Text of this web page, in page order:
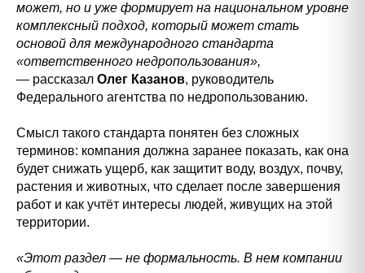
может, но и уже формирует на национальном уровне
комплексный подход, который может стать
основой для международного стандарта
«ответственного недропользования»,
— рассказал Олег Казанов, руководитель
Федерального агентства по недропользованию.
Смысл такого стандарта понятен без сложных
терминов: компания должна заранее показать, как она
будет снижать ущерб, как защитит воду, воздух, почву,
растения и животных, что сделает после завершения
работ и как учтёт интересы людей, живущих на этой
территории.
«Этот раздел — не формальность. В нем компании